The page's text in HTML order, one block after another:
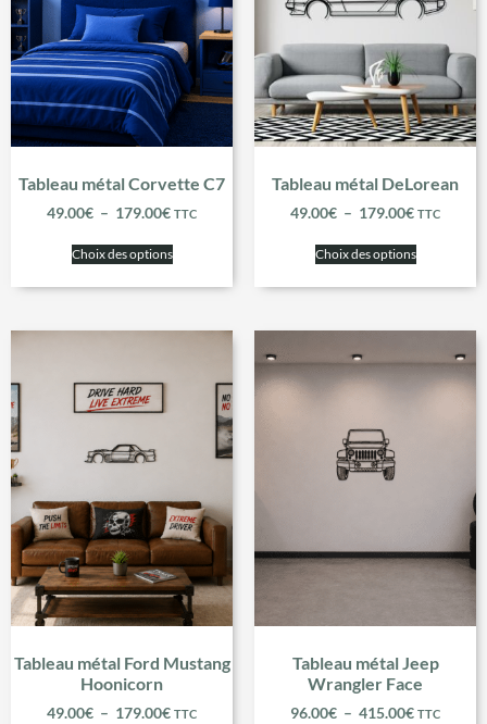
Tableau métal Corvette C7
49.00€ – 179.00€ TTC
Choix des options
Tableau métal DeLorean
49.00€ – 179.00€ TTC
Choix des options
Tableau métal Ford Mustang
Hoonicorn
49.00€ – 179.00€ TTC
Tableau métal Jeep
Wrangler Face
96.00€ – 415.00€ TTC